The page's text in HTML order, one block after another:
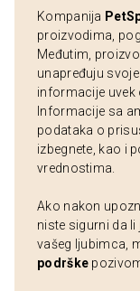
Kompanija
proizvodima,
Međutim,
unapređuju
informacije uvek
Informacije sa
podataka o
izbegnete, kao i
vrednostima.
Ako nakon
niste sigurni da
vašeg ljubimca,
podrške